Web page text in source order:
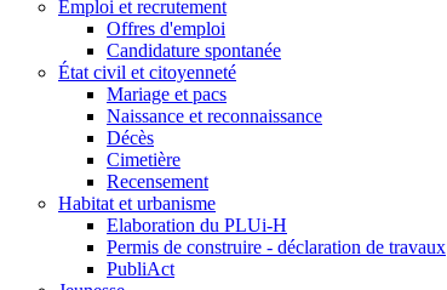
Emploi et recrutement
Offres d'emploi
Candidature spontanée
État civil et citoyenneté
Mariage et pacs
Naissance et reconnaissance
Décès
Cimetière
Recensement
Habitat et urbanisme
Elaboration du PLUi-H
Permis de construire - déclaration de travaux
PubliAct